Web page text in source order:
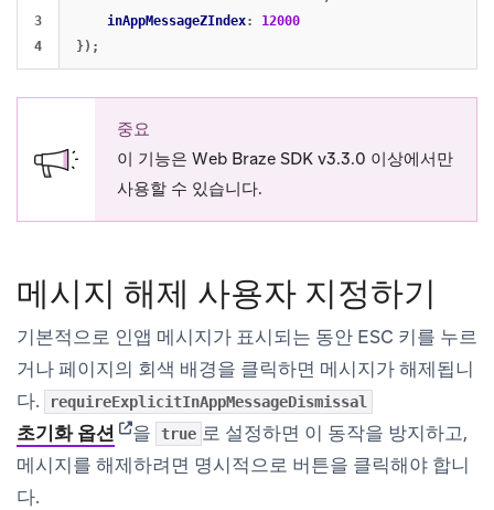
3
inAppMessageZIndex:
12000
});
중요
이 기능은 Web Braze SDK v3.3.0 이상에서만
사용할 수 있습니다.
메시지 해제 사용자 지정하기
기본적으로 인앱 메시지가 표시되는 동안 ESC 키를 누르
거나 페이지의 회색 배경을 클릭하면 메시지가 해제됩니
다.
requireExplicitInAppMessageDismissal
초기화 옵션 (opens in new tab)
을 true 로 설정하면 이 동작을 방지하고,
메시지를 해제하려면 명시적으로 버튼을 클릭해야 합니
다.